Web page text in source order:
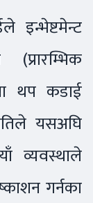
इन्भेष्टमेन्ट
थप कडाई
यसअघि
व्यवस्थाले
गर्नका